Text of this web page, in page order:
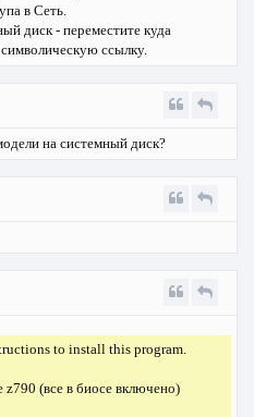
в Сеть.
диск - переместите куда
ссылку.
на системный диск?
to install this program.
(все в биосе включено)